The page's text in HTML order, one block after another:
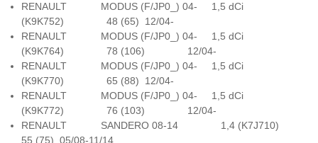
RENAULT MODUS (F/JP0_) 04- 1,5 dCi
(K9K752) 48 (65) 12/04-
RENAULT MODUS (F/JP0_) 04- 1,5 dCi
(K9K764) 78 (106) 12/04-
RENAULT MODUS (F/JP0_) 04- 1,5 dCi
(K9K770) 65 (88) 12/04-
RENAULT MODUS (F/JP0_) 04- 1,5 dCi
(K9K772) 76 (103) 12/04-
RENAULT SANDERO 08-14 1,4 (K7J710)
55 (75) 05/08-11/14